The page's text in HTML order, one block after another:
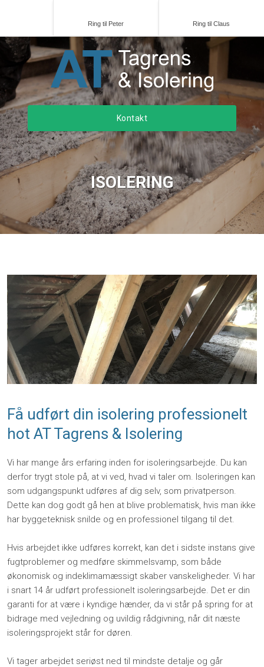
Ring til Peter Ring til Claus
Kontakt
ISOLERING
Få udført din isolering professionelt
hot AT Tagrens & Isolering
Vi har mange års erfaring inden for isoleringsarbejde. Du kan
derfor trygt stole på, at vi ved, hvad vi taler om. Isoleringen kan
som udgangspunkt udføres af dig selv, som privatperson.
Dette kan dog godt gå hen at blive problematisk, hvis man ikke
har byggeteknisk snilde og en professionel tilgang til det.
Hvis arbejdet ikke udføres korrekt, kan det i sidste instans give
fugtproblemer og medføre skimmelsvamp, som både
økonomisk og indeklimamæssigt skaber vanskeligheder.​ Vi har
i snart 14 år udført professionelt isoleringsarbejde. Det er din
garanti for at være i kyndige hænder, da vi står på spring for at
bidrage med vejledning og uvildig rådgivning, når dit næste
isoleringsprojekt står for døren.
Vi tager arbejdet seriøst ned til mindste detalje og går